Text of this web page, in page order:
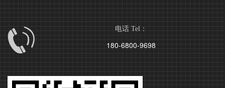
电话 Tel：
180-6800-9698